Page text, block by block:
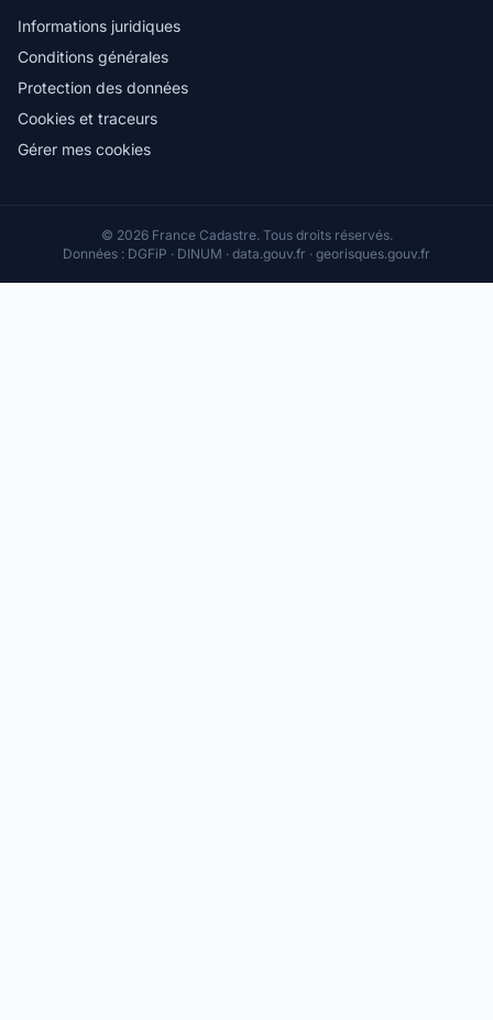
Informations juridiques
Conditions générales
Protection des données
Cookies et traceurs
Gérer mes cookies
© 2026 France Cadastre. Tous droits réservés.
Données : DGFiP · DINUM · data.gouv.fr · georisques.gouv.fr